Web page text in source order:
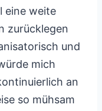
eine weite
zurücklegen
und
mich
an
so mühsam